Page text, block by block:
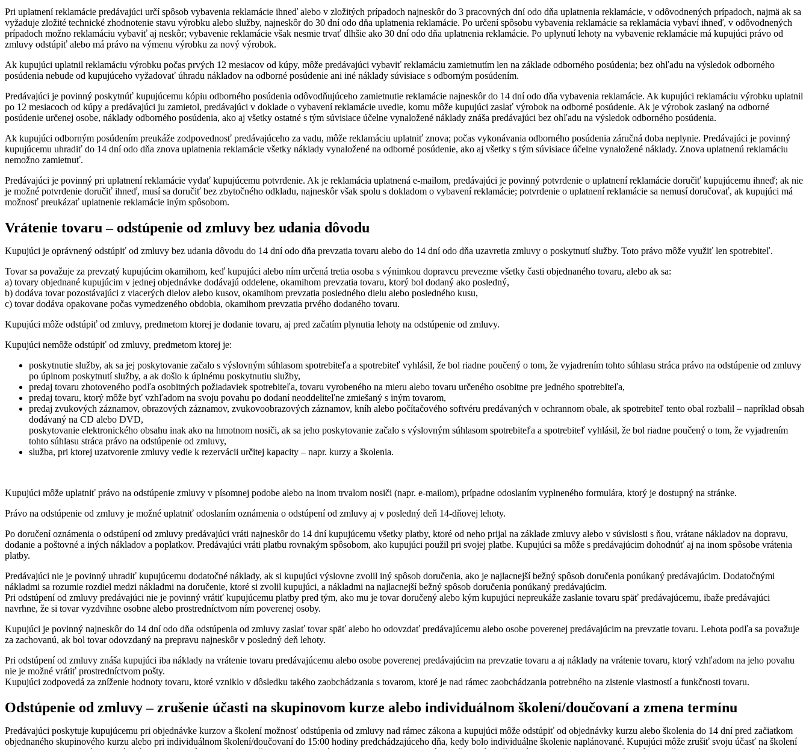
Pri uplatnení reklamácie predávajúci určí spôsob vybavenia reklamácie ihneď alebo v zložitých prípadoch najneskôr do 3 pracovných dní odo dňa uplatnenia reklamácie, v odôvodnených prípadoch, najmä ak sa
vyžaduje zložité technické zhodnotenie stavu výrobku alebo služby, najneskôr do 30 dní odo dňa uplatnenia reklamácie. Po určení spôsobu vybavenia reklamácie sa reklamácia vybaví ihneď, v odôvodnených
prípadoch možno reklamáciu vybaviť aj neskôr; vybavenie reklamácie však nesmie trvať dlhšie ako 30 dní odo dňa uplatnenia reklamácie. Po uplynutí lehoty na vybavenie reklamácie má kupujúci právo od
zmluvy odstúpiť alebo má právo na výmenu výrobku za nový výrobok.
Ak kupujúci uplatnil reklamáciu výrobku počas prvých 12 mesiacov od kúpy, môže predávajúci vybaviť reklamáciu zamietnutím len na základe odborného posúdenia; bez ohľadu na výsledok odborného
posúdenia nebude od kupujúceho vyžadovať úhradu nákladov na odborné posúdenie ani iné náklady súvisiace s odborným posúdením.
Predávajúci je povinný poskytnúť kupujúcemu kópiu odborného posúdenia odôvodňujúceho zamietnutie reklamácie najneskôr do 14 dní odo dňa vybavenia reklamácie. Ak kupujúci reklamáciu výrobku uplatnil
po 12 mesiacoch od kúpy a predávajúci ju zamietol, predávajúci v doklade o vybavení reklamácie uvedie, komu môže kupujúci zaslať výrobok na odborné posúdenie. Ak je výrobok zaslaný na odborné
posúdenie určenej osobe, náklady odborného posúdenia, ako aj všetky ostatné s tým súvisiace účelne vynaložené náklady znáša predávajúci bez ohľadu na výsledok odborného posúdenia.
Ak kupujúci odborným posúdením preukáže zodpovednosť predávajúceho za vadu, môže reklamáciu uplatniť znova; počas vykonávania odborného posúdenia záručná doba neplynie. Predávajúci je povinný
kupujúcemu uhradiť do 14 dní odo dňa znova uplatnenia reklamácie všetky náklady vynaložené na odborné posúdenie, ako aj všetky s tým súvisiace účelne vynaložené náklady. Znova uplatnenú reklamáciu
nemožno zamietnuť.
Predávajúci je povinný pri uplatnení reklamácie vydať kupujúcemu potvrdenie. Ak je reklamácia uplatnená e-mailom, predávajúci je povinný potvrdenie o uplatnení reklamácie doručiť kupujúcemu ihneď; ak nie
je možné potvrdenie doručiť ihneď, musí sa doručiť bez zbytočného odkladu, najneskôr však spolu s dokladom o vybavení reklamácie; potvrdenie o uplatnení reklamácie sa nemusí doručovať, ak kupujúci má
možnosť preukázať uplatnenie reklamácie iným spôsobom.
Vrátenie tovaru – odstúpenie od zmluvy bez udania dôvodu
Kupujúci je oprávnený odstúpiť od zmluvy bez udania dôvodu do 14 dní odo dňa prevzatia tovaru alebo do 14 dní odo dňa uzavretia zmluvy o poskytnutí služby. Toto právo môže využiť len spotrebiteľ.
Tovar sa považuje za prevzatý kupujúcim okamihom, keď kupujúci alebo ním určená tretia osoba s výnimkou dopravcu prevezme všetky časti objednaného tovaru, alebo ak sa:
a) tovary objednané kupujúcim v jednej objednávke dodávajú oddelene, okamihom prevzatia tovaru, ktorý bol dodaný ako posledný,
b) dodáva tovar pozostávajúci z viacerých dielov alebo kusov, okamihom prevzatia posledného dielu alebo posledného kusu,
c) tovar dodáva opakovane počas vymedzeného obdobia, okamihom prevzatia prvého dodaného tovaru.
Kupujúci môže odstúpiť od zmluvy, predmetom ktorej je dodanie tovaru, aj pred začatím plynutia lehoty na odstúpenie od zmluvy.
Kupujúci nemôže odstúpiť od zmluvy, predmetom ktorej je:
poskytnutie služby, ak sa jej poskytovanie začalo s výslovným súhlasom spotrebiteľa a spotrebiteľ vyhlásil, že bol riadne poučený o tom, že vyjadrením tohto súhlasu stráca právo na odstúpenie od zmluvy
po úplnom poskytnutí služby, a ak došlo k úplnému poskytnutiu služby,
predaj tovaru zhotoveného podľa osobitných požiadaviek spotrebiteľa, tovaru vyrobeného na mieru alebo tovaru určeného osobitne pre jedného spotrebiteľa,
predaj tovaru, ktorý môže byť vzhľadom na svoju povahu po dodaní neoddeliteľne zmiešaný s iným tovarom,
predaj zvukových záznamov, obrazových záznamov, zvukovoobrazových záznamov, kníh alebo počítačového softvéru predávaných v ochrannom obale, ak spotrebiteľ tento obal rozbalil – napríklad obsah
dodávaný na CD alebo DVD,
poskytovanie elektronického obsahu inak ako na hmotnom nosiči, ak sa jeho poskytovanie začalo s výslovným súhlasom spotrebiteľa a spotrebiteľ vyhlásil, že bol riadne poučený o tom, že vyjadrením
tohto súhlasu stráca právo na odstúpenie od zmluvy,
služba, pri ktorej uzatvorenie zmluvy vedie k rezervácii určitej kapacity – napr. kurzy a školenia.
Kupujúci môže uplatniť právo na odstúpenie zmluvy v písomnej podobe alebo na inom trvalom nosiči (napr. e-mailom), prípadne odoslaním vyplneného formulára, ktorý je dostupný na stránke.
Právo na odstúpenie od zmluvy je možné uplatniť odoslaním oznámenia o odstúpení od zmluvy aj v posledný deň 14-dňovej lehoty.
Po doručení oznámenia o odstúpení od zmluvy predávajúci vráti najneskôr do 14 dní kupujúcemu všetky platby, ktoré od neho prijal na základe zmluvy alebo v súvislosti s ňou, vrátane nákladov na dopravu,
dodanie a poštovné a iných nákladov a poplatkov. Predávajúci vráti platbu rovnakým spôsobom, ako kupujúci použil pri svojej platbe. Kupujúci sa môže s predávajúcim dohodnúť aj na inom spôsobe vrátenia
platby.
Predávajúci nie je povinný uhradiť kupujúcemu dodatočné náklady, ak si kupujúci výslovne zvolil iný spôsob doručenia, ako je najlacnejší bežný spôsob doručenia ponúkaný predávajúcim. Dodatočnými
nákladmi sa rozumie rozdiel medzi nákladmi na doručenie, ktoré si zvolil kupujúci, a nákladmi na najlacnejší bežný spôsob doručenia ponúkaný predávajúcim.
Pri odstúpení od zmluvy predávajúci nie je povinný vrátiť kupujúcemu platby pred tým, ako mu je tovar doručený alebo kým kupujúci nepreukáže zaslanie tovaru späť predávajúcemu, ibaže predávajúci
navrhne, že si tovar vyzdvihne osobne alebo prostredníctvom ním poverenej osoby.
Kupujúci je povinný najneskôr do 14 dní odo dňa odstúpenia od zmluvy zaslať tovar späť alebo ho odovzdať predávajúcemu alebo osobe poverenej predávajúcim na prevzatie tovaru. Lehota podľa sa považuje
za zachovanú, ak bol tovar odovzdaný na prepravu najneskôr v posledný deň lehoty.
Pri odstúpení od zmluvy znáša kupujúci iba náklady na vrátenie tovaru predávajúcemu alebo osobe poverenej predávajúcim na prevzatie tovaru a aj náklady na vrátenie tovaru, ktorý vzhľadom na jeho povahu
nie je možné vrátiť prostredníctvom pošty.
Kupujúci zodpovedá za zníženie hodnoty tovaru, ktoré vzniklo v dôsledku takého zaobchádzania s tovarom, ktoré je nad rámec zaobchádzania potrebného na zistenie vlastností a funkčnosti tovaru.
Odstúpenie od zmluvy – zrušenie účasti na skupinovom kurze alebo individuálnom školení/doučovaní a zmena termínu
Predávajúci poskytuje kupujúcemu pri objednávke kurzov a školení možnosť odstúpenia od zmluvy nad rámec zákona a kupujúci môže odstúpiť od objednávky kurzu alebo školenia do 14 dní pred začiatkom
objednaného skupinového kurzu alebo pri individuálnom školení/doučovaní do 15:00 hodiny predchádzajúceho dňa, kedy bolo individuálne školenie naplánované. Kupujúci môže zrušiť svoju účasť na školení